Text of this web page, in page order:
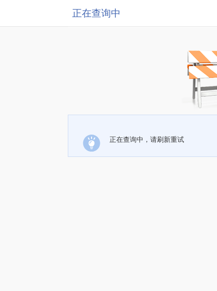
正在查询中
正在查询中，请刷新重试